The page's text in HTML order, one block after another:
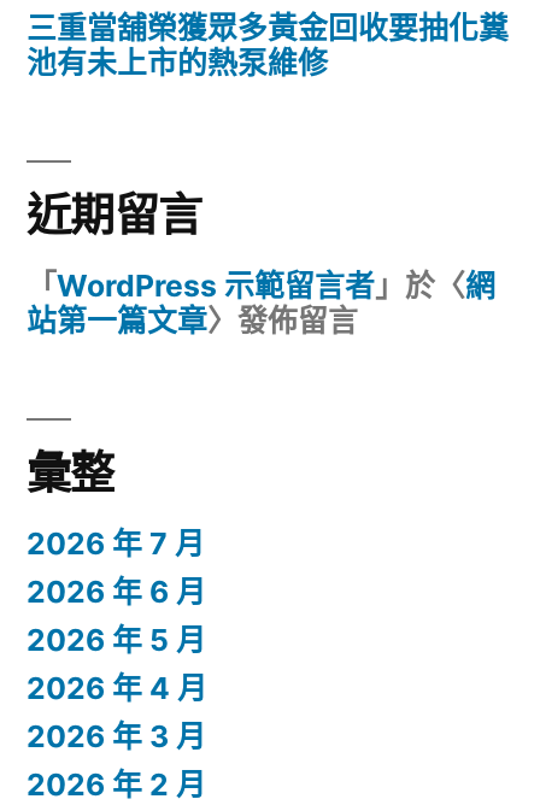
三重當舖榮獲眾多黃金回收要抽化糞
池有未上市的熱泵維修
近期留言
「 WordPress 示範留言者 」於〈網
站第一篇文章〉發佈留言
彙整
2026 年 7 月
2026 年 6 月
2026 年 5 月
2026 年 4 月
2026 年 3 月
2026 年 2 月